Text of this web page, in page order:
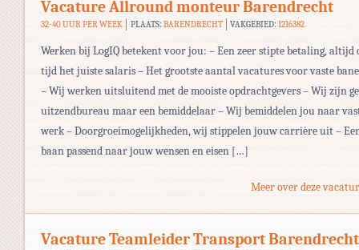
Vacature Allround monteur Barendrecht
32-40 UUR PER WEEK PLAATS: BARENDRECHT VAKGEBIED:1216382
Werken bij LogIQ betekent voor jou: – Een zeer stipte betaling, altijd
tijd het juiste salaris – Het grootste aantal vacatures voor vaste
– Wij werken uitsluitend met de mooiste opdrachtgevers – Wij zijn
uitzendbureau maar een bemiddelaar – Wij bemiddelen jou naar
werk – Doorgroeimogelijkheden, wij stippelen jouw carrière uit –
baan passend naar jouw wensen en eisen […]
Meer over deze
Vacature Teamleider Transport Barendrecht